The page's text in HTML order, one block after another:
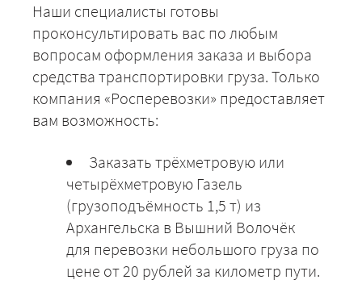
Наши специалисты готовы
проконсультировать вас по любым
вопросам оформления заказа и выбора
средства транспортировки груза. Только
компания «Росперевозки» предоставляет
вам возможность:
Заказать трёхметровую или
четырёхметровую Газель
(грузоподъёмность 1,5 т) из
Архангельска в Вышний Волочёк
для перевозки небольшого груза по
цене от 20 рублей за километр пути.